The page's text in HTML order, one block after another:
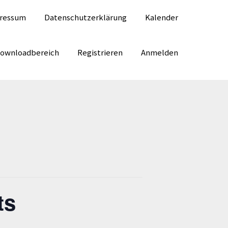
Datenschutzerklärung Kalender
Registrieren Anmelden